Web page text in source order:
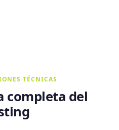
TÉCNICAS
completa del